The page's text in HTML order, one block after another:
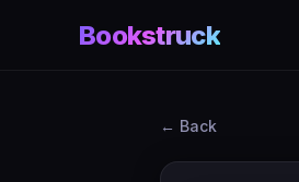
Bookstruck
← Back